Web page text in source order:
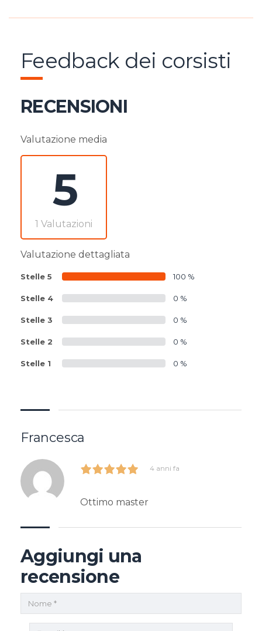
Feedback dei corsisti
RECENSIONI
Valutazione media
5
1 Valutazioni
Valutazione dettagliata
Stelle 5 100 %
Stelle 4 0 %
Stelle 3 0 %
Stelle 2 0 %
Stelle 1 0 %
Francesca
4 anni fa
Ottimo master
Aggiungi una
recensione